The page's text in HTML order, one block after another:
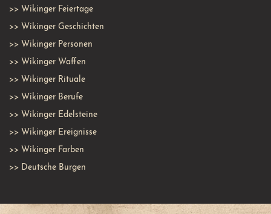
>> Wikinger Feiertage
>> Wikinger Geschichten
>> Wikinger Personen
>> Wikinger Waffen
>> Wikinger Rituale
>> Wikinger Berufe
>> Wikinger Edelsteine
>> Wikinger Ereignisse
>> Wikinger Farben
>> Deutsche Burgen